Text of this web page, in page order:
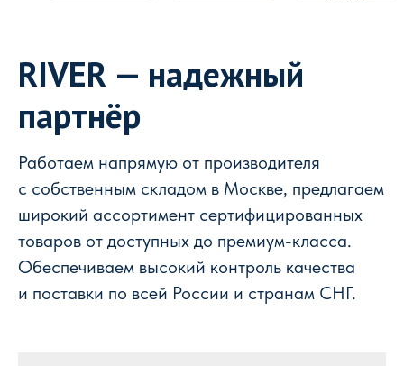
RIVER — надежный
партнёр
Работаем напрямую от производителя
с собственным складом в Москве, предлагаем
широкий ассортимент сертифицированных
товаров от доступных до премиум-класса.
Обеспечиваем высокий контроль качества
и поставки по всей России и странам СНГ.